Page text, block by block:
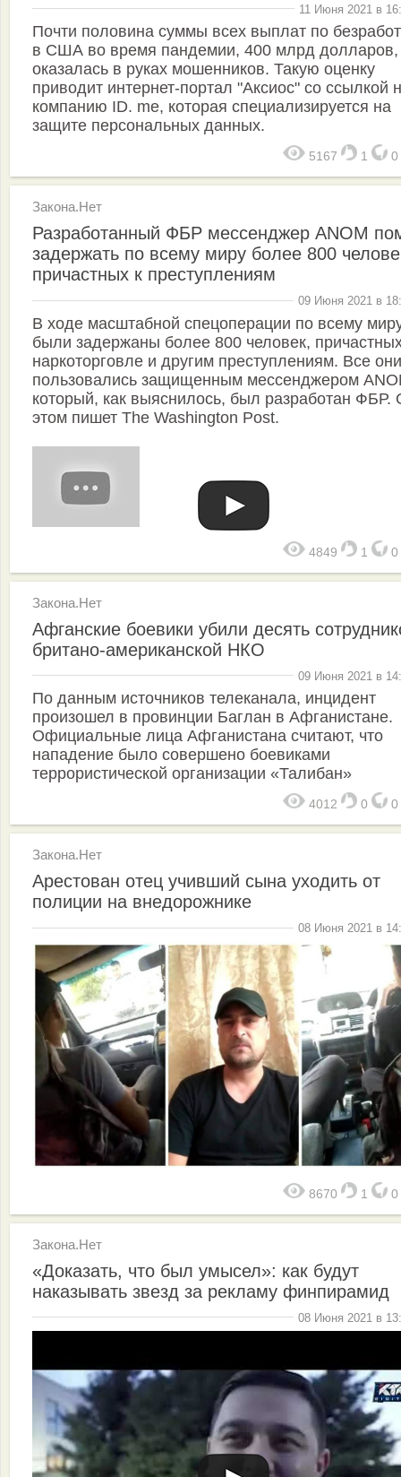
11 Июня 2021 в
Почти половина суммы всех выплат по
в США во время пандемии, 400 млрд долларов,
оказалась в руках мошенников. Такую оценку
приводит интернет-портал "Аксиос" со ссылкой
компанию ID. me, которая специализируется на
защите персональных данных.
5167 1 0
Закона.Нет
Разработанный ФБР мессенджер ANOM
задержать по всему миру более 800
причастных к преступлениям
09 Июня 2021 в
В ходе масштабной спецоперации по всему
были задержаны более 800 человек,
наркоторговле и другим преступлениям. Все они
пользовались защищенным мессенджером
который, как выяснилось, был разработан ФБР.
этом пишет The Washington Post.
4849 1 0
Закона.Нет
Афганские боевики убили десять
британо-американской НКО
09 Июня 2021 в
По данным источников телеканала, инцидент
произошел в провинции Баглан в Афганистане.
Официальные лица Афганистана считают, что
нападение было совершено боевиками
террористической организации «Талибан»
4012 0 0
Закона.Нет
Арестован отец учивший сына уходить от
полиции на внедорожнике
08 Июня 2021 в
8670 1 0
Закона.Нет
«Доказать, что был умысел»: как будут
наказывать звезд за рекламу финпирамид
08 Июня 2021 в